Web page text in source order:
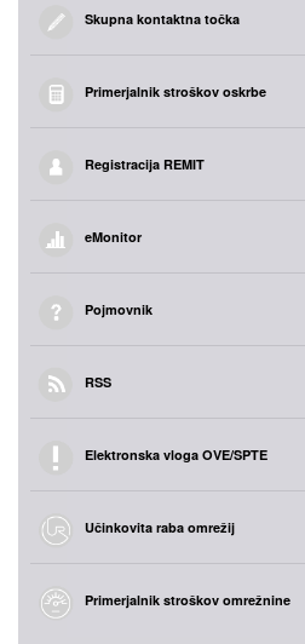
Skupna kontaktna točka
Primerjalnik stroškov oskrbe
Registracija REMIT
eMonitor
Pojmovnik
RSS
Elektronska vloga OVE/SPTE
Učinkovita raba omrežij
Primerjalnik stroškov omrežnine